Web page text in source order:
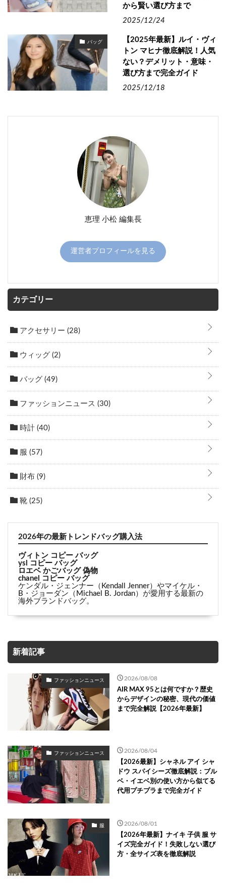
から賢い選び方まで
2025/12/24
バッグ
【2025年最新】ルイ・ヴィ
トン マヒナ徹底解説！人気
ない？デメリット・意味・
選び方まで完全ガイド
2025/12/18
恵理 小松 編集長
運営者プロフィールを見る
カテゴリー
アクセサリー (28)
ウィッグ (2)
バッグ (49)
ファッションニュース (30)
時計 (40)
服 (57)
財布 (9)
靴 (25)
2026年の最新トレンドバッグ購入法
ヴィトン コピー バッグ
ysl コピー バッグ
ロエベ かごバッグ 偽物
chanel コピー バッグ
ケンダル・ジェンナー（Kendall Jenner）やマイケル・
B・ジョーダン（Michael B. Jordan）が愛用する最新の
海外ブランドバッグ。
新着記事
ファッションニュース 2026/08/08
AIR MAX 95とは何ですか？歴史
からデザインの秘密、現代の価値
まで完全解説【2026年最新】
ファッションニュース 2026/08/04
【2026最新】シャネル アイ シャ
ドウ スパイシーズ徹底解説：ブル
ベ・イエベ別の使い方から似てる
代用プチプラまで完全ガイド
服 2026/08/01
【2026年最新】ナイキ 子供 服 サ
イズ完全ガイド！失敗しない選び
方・全サイズ表を徹底解説